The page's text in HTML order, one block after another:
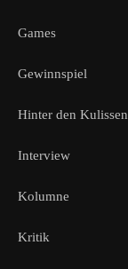
Games
Gewinnspiel
Hinter den Kulissen
Interview
Kolumne
Kritik